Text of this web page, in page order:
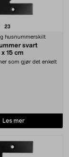
23
husnummerskilt
svart
15 cm
som gjør det enkelt
Les mer